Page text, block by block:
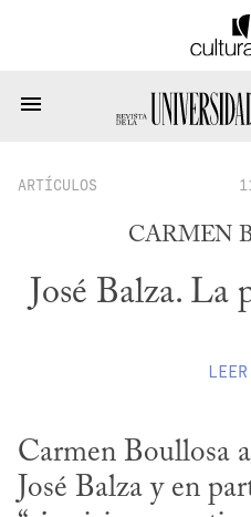
ARTÍCULOS
CARMEN
José Balza. La
LEER
Carmen Boullosa
José Balza y en